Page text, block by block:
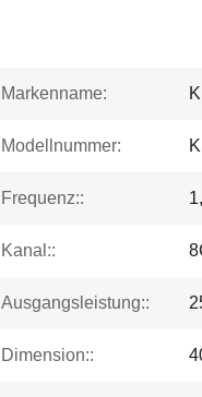
Markenname:
Modellnummer:
Frequenz::
Kanal::
Ausgangsleistung::
Dimension::